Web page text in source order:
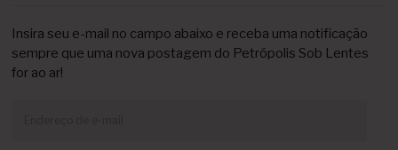
Insira seu e-mail no campo abaixo e receba uma notificação
sempre que uma nova postagem do Petrópolis Sob Lentes
for ao ar!